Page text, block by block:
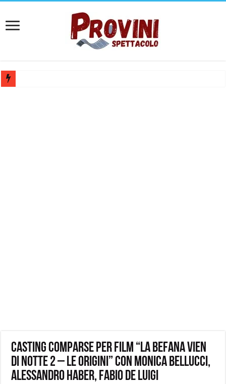
Casting Comparse per film “La Befana Vien
Di Notte 2 – Le Origini” con Monica Bellucci,
Alessandro Haber, Fabio De Luigi